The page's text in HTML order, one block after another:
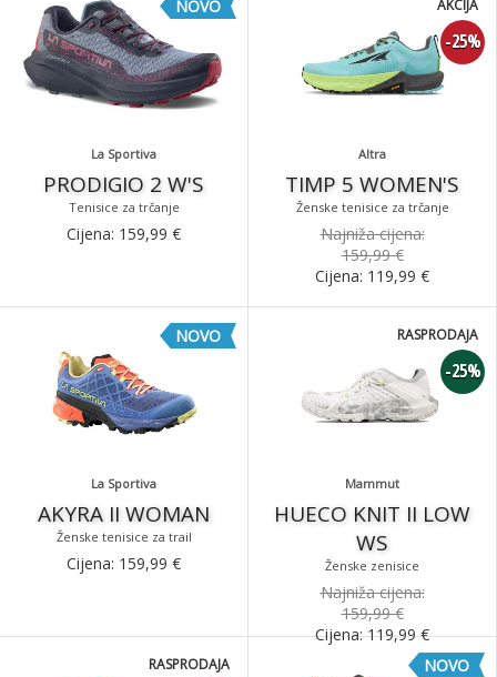
La Sportiva
PRODIGIO 2 W'S
Tenisice za trčanje
NOVO
Cijena: 159,99 €
Altra
TIMP 5 WOMEN'S
Ženske tenisice za trčanje
-25%
AKCIJA
Najniža cijena:
159,99 €
Cijena: 119,99 €
La Sportiva
AKYRA II WOMAN
Ženske tenisice za trail
NOVO
Cijena: 159,99 €
Mammut
HUECO KNIT II LOW
WS
Ženske zenisice
-25%
RASPRODAJA
Najniža cijena:
159,99 €
Cijena:119,99€
RASPRODAJA NOVO